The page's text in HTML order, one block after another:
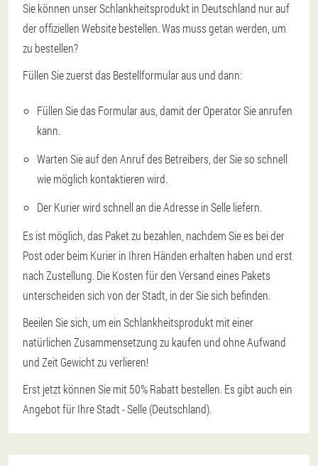
Sie können unser Schlankheitsprodukt in Deutschland nur auf
der offiziellen Website bestellen. Was muss getan werden, um
zu bestellen?
Füllen Sie zuerst das Bestellformular aus und dann:
Füllen Sie das Formular aus, damit der Operator Sie anrufen
kann.
Warten Sie auf den Anruf des Betreibers, der Sie so schnell
wie möglich kontaktieren wird.
Der Kurier wird schnell an die Adresse in Selle liefern.
Es ist möglich, das Paket zu bezahlen, nachdem Sie es bei der
Post oder beim Kurier in Ihren Händen erhalten haben und erst
nach Zustellung. Die Kosten für den Versand eines Pakets
unterscheiden sich von der Stadt, in der Sie sich befinden.
Beeilen Sie sich, um ein Schlankheitsprodukt mit einer
natürlichen Zusammensetzung zu kaufen und ohne Aufwand
und Zeit Gewicht zu verlieren!
Erst jetzt können Sie mit 50% Rabatt bestellen. Es gibt auch ein
Angebot für Ihre Stadt - Selle (Deutschland).